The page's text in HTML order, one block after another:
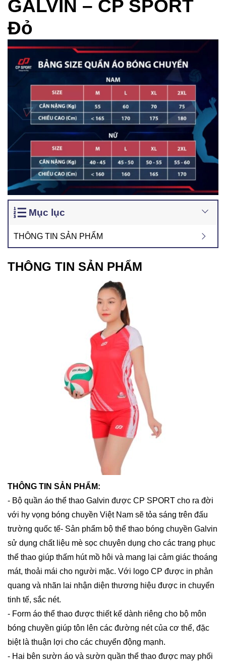
GALVIN – CP SPORT
Đỏ
Mục lục
THÔNG TIN SẢN PHẨM
THÔNG TIN SẢN PHẨM
THÔNG TIN SẢN PHẨM:
- Bộ quần áo thể thao Galvin được CP SPORT cho ra đời
với hy vọng bóng chuyền Việt Nam sẽ tỏa sáng trên đấu
trường quốc tế- Sản phẩm bộ thể thao bóng chuyền Galvin
sử dụng chất liệu mè sọc chuyên dụng cho các trang phục
thể thao giúp thấm hút mồ hôi và mang lại cảm giác thoáng
mát, thoải mái cho người mặc. Với logo CP được in phản
quang và nhãn lai nhận diện thương hiệu được in chuyển
tinh tế, sắc nét.
- Form áo thể thao được thiết kế dành riêng cho bộ môn
bóng chuyền giúp tôn lên các đường nét của cơ thể, đặc
biệt là thuận lợi cho các chuyển động mạnh.
- Hai bên sườn áo và sườn quần thể thao được may phối